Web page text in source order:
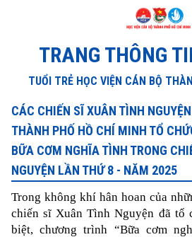
TRANG THÔNG
TUỔI TRẺ HỌC VIỆN CÁN BỘ
CÁC CHIẾN SĨ XUÂN TÌNH
THÀNH PHỐ HỒ CHÍ MINH TỔ
BỮA CƠM NGHĨA TÌNH TRONG
NGUYỆN LẦN THỨ 8 - NĂM 2025
Trong không khí hân hoan của
chiến sĩ Xuân Tình Nguyện đã tổ
biệt, chương trình “Bữa cơm